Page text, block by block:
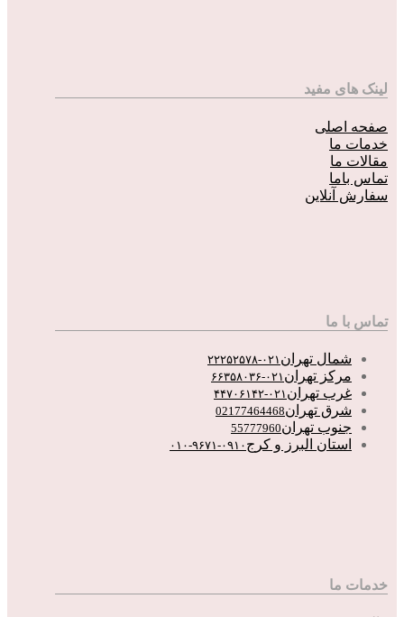
لینک های مفید
صفحه اصلی
خدمات ما
مقالات ما
تماس باما
سفارش آنلاین
تماس با ما
شمال تهران ۰۲۱-۲۲۲۵۲۵۷۸
مرکز تهران ۰۲۱-۶۶۳۵۸۰۳۶
غرب تهران ۰۲۱-۴۴۷۰۶۱۴۲
شرق تهران02177464468
جنوب تهران55777960
استان البرز و کرج ۰۹۱۰-۹۶۷۱-۰۱۰
خدمات ما